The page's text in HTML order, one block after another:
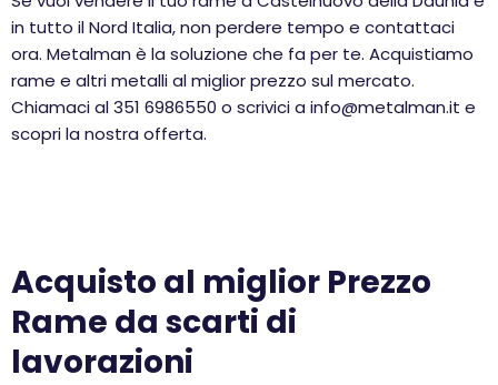
in tutto il Nord Italia, non perdere tempo e contattaci
ora. Metalman è la soluzione che fa per te. Acquistiamo
rame e altri metalli al miglior prezzo sul mercato.
Chiamaci al 351 6986550 o scrivici a info@metalman.it e
scopri la nostra offerta.
Acquisto al miglior Prezzo
Rame da scarti di
lavorazioni